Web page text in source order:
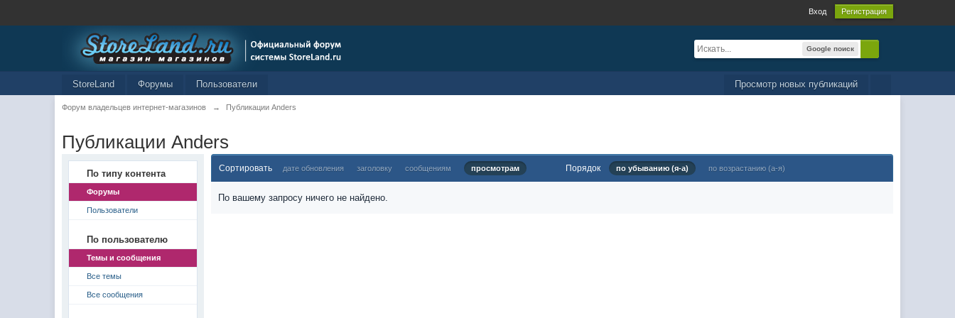
Вход Регистрация
Google поиск
Просмотр новых публикаций
StoreLand Форумы Пользователи
Форум владельцев интернет-магазинов → Публикации Anders
Публикации Anders
По типу контента
Форумы
Пользователи
По пользователю
Темы и сообщения
Все темы
Все сообщения
Сортировать дате обновления заголовку сообщениям просмотрам Порядок по убыванию (я-а) по возрастанию (а-я)
По вашему запросу ничего не найдено.